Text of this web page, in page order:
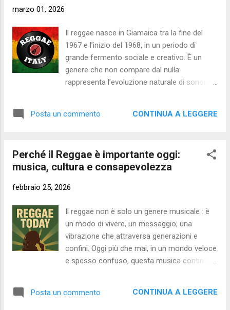
tournée internazionali e un messaggio che diventa globale.
Quando le strade artistiche dei tre si separano, Marley
continua il suo percorso con i Wailers rinnovati, portando
avanti una missione che va oltre l...
marzo 01, 2026
Il reggae nasce in Giamaica tra la fine del
1967 e l’inizio del 1968, in un periodo di
grande fermento sociale e creativo. È un
genere che non compare dal nulla:
rappresenta l’evoluzione naturale di sonorità
provenienti da tradizioni afroamericane
immediatamente riconoscibile e
profondamente legato all’identità culturale
la strada Prima che il reggae prendesse
grazie a una serie di artisti che ne definirono
lo stile e lo portarono fuori dai confini
dell’isola. Tra le figure più rappresentative
spiccano Derrick Morgan, Laurel Aitken e
Prince Buster, veri architetti del suono ska e
internazionale. Accanto a loro si
Posta un commento CONTINUA A LEGGERE
Perché il Reggae è importante oggi:
musica, cultura e consapevolezza
febbraio 25, 2026
Il reggae non è solo un genere musicale : è
un modo di vivere, un messaggio, una
vibrazione che attraversa generazioni e
confini. Oggi più che mai, in un mondo veloce
e spesso confuso, questa musica continua
anche per questo: raccontare perché il
Posta un commento CONTINUA A LEGGERE